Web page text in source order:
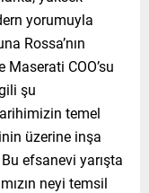
yorumuyla
Rossa’nın
COO’su
şu
temel
üzerine inşa
efsanevi yarışta
neyi temsil